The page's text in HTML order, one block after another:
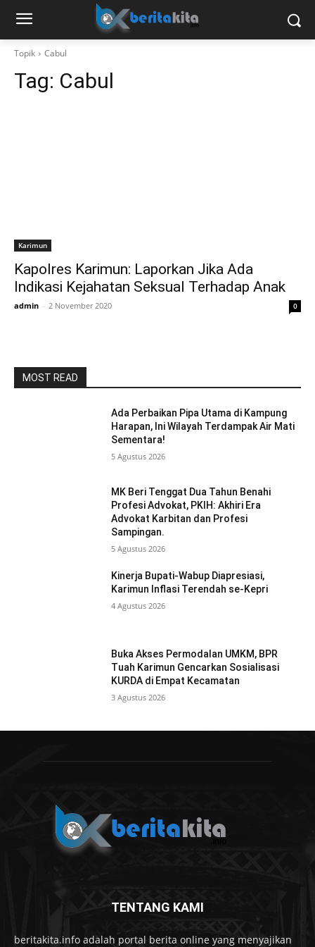
Topik Cabul
Tag: Cabul
Karimun
Kapolres Karimun: Laporkan Jika Ada
Indikasi Kejahatan Seksual Terhadap Anak
admin - 2 November 2020 0
MOST READ
Ada Perbaikan Pipa Utama di Kampung
Harapan, Ini Wilayah Terdampak Air Mati
Sementara!
5 Agustus 2026
MK Beri Tenggat Dua Tahun Benahi
Profesi Advokat, PKIH: Akhiri Era
Advokat Karbitan dan Profesi
Sampingan.
5 Agustus 2026
Kinerja Bupati-Wabup Diapresiasi,
Karimun Inflasi Terendah se-Kepri
4 Agustus 2026
Buka Akses Permodalan UMKM, BPR
Tuah Karimun Gencarkan Sosialisasi
KURDA di Empat Kecamatan
3 Agustus 2026
TENTANG KAMI
beritakita.info adalah portal berita online yang menyajikan